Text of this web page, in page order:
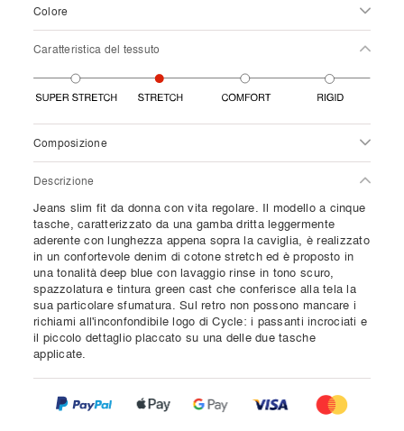
Colore
Caratteristica del tessuto
Composizione
Descrizione
Jeans slim fit da donna con vita regolare. Il modello a cinque
tasche, caratterizzato da una gamba dritta leggermente
aderente con lunghezza appena sopra la caviglia, è realizzato
in un confortevole denim di cotone stretch ed è proposto in
una tonalità deep blue con lavaggio rinse in tono scuro,
spazzolatura e tintura green cast che conferisce alla tela la
sua particolare sfumatura. Sul retro non possono mancare i
richiami all'inconfondibile logo di Cycle: i passanti incrociati e
il piccolo dettaglio placcato su una delle due tasche
applicate.